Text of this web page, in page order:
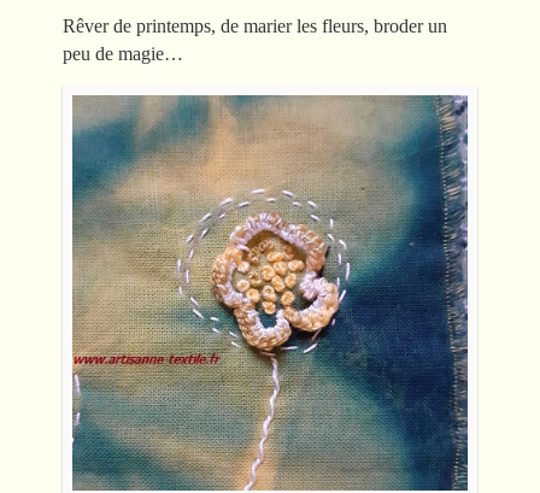
Rêver de printemps, de marier les fleurs, broder un
peu de magie…